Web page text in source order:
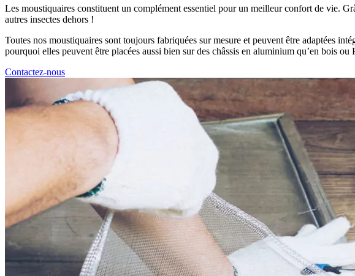
Les moustiquaires constituent un complément essentiel pour un meilleur confort de vie.
autres insectes dehors !
Toutes nos moustiquaires sont toujours fabriquées sur mesure et peuvent être adaptées
pourquoi elles peuvent être placées aussi bien sur des châssis en aluminium qu’en bois ou
Contactez-nous